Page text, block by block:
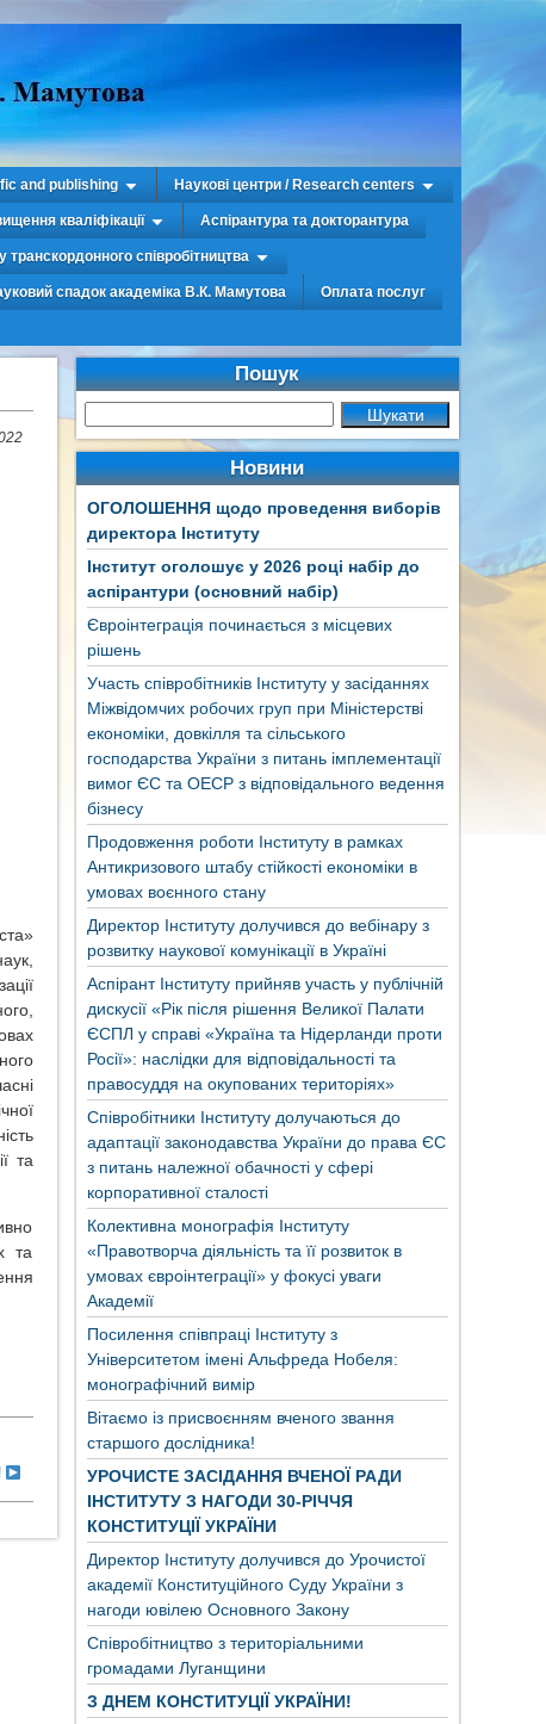
and publishing Наукові центри / Research centers
кваліфікації Аспірантура та докторантура
співробітництва
спадок академіка В.К. Мамутова Оплата послуг
та
та
Пошук
Новини
ОГОЛОШЕННЯ щодо проведення виборів
директора Інституту
Інститут оголошує у 2026 році набір до
аспірантури (основний набір)
Євроінтеграція починається з місцевих
рішень
Участь співробітників Інституту у засіданнях
Міжвідомчих робочих груп при Міністерстві
економіки, довкілля та сільського
господарства України з питань імплементації
вимог ЄС та ОЕСР з відповідального ведення
бізнесу
Продовження роботи Інституту в рамках
Антикризового штабу стійкості економіки в
умовах воєнного стану
Директор Інституту долучився до вебінару з
розвитку наукової комунікації в Україні
Аспірант Інституту прийняв участь у публічній
дискусії «Рік після рішення Великої Палати
ЄСПЛ у справі «Україна та Нідерланди проти
Росії»: наслідки для відповідальності та
правосуддя на окупованих територіях»
Співробітники Інституту долучаються до
адаптації законодавства України до права ЄС
з питань належної обачності у сфері
корпоративної сталості
Колективна монографія Інституту
«Правотворча діяльність та її розвиток в
умовах євроінтеграції» у фокусі уваги
Академії
Посилення співпраці Інституту з
Університетом імені Альфреда Нобеля:
монографічний вимір
Вітаємо із присвоєнням вченого звання
старшого дослідника!
УРОЧИСТЕ ЗАСІДАННЯ ВЧЕНОЇ РАДИ
ІНСТИТУТУ З НАГОДИ 30-РІЧЧЯ
КОНСТИТУЦІЇ УКРАЇНИ
Директор Інституту долучився до Урочистої
академії Конституційного Суду України з
нагоди ювілею Основного Закону
Співробітництво з територіальними
громадами Луганщини
З ДНЕМ КОНСТИТУЦІЇ УКРАЇНИ!